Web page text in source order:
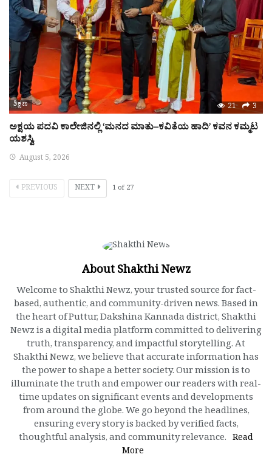
ಶಿಕ್ಷಣ 21 3
ಅಕ್ಷಯ ಪದವಿ ಕಾಲೇಜಿನಲ್ಲಿ ‘ಮನದ ಮಾತು–ಕವಿತೆಯ ಹಾದಿ’ ಕವನ ಕಮ್ಮಟ
ಯಶಸ್ವಿ
August 5, 2026
PREVIOUS NEXT 1 of27
About Shakthi Newz
Welcome to Shakthi Newz, your trusted source for fact-
based, authentic, and community-driven news. Based in
the heart of Puttur, Dakshina Kannada district, Shakthi
Newz is a digital media platform committed to delivering
truth, transparency, and impactful storytelling. At
Shakthi Newz, we believe that accurate information has
the power to shape a better society. Our mission is to
illuminate the truth and empower our readers with real-
time updates on significant events and developments
from around the globe. We go beyond the headlines,
ensuring every story is backed by verified facts,
thoughtful analysis, and community relevance. Read
More